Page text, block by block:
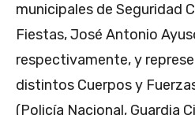
municipales de Seguridad
Fiestas, José Antonio
respectivamente, y
distintos Cuerpos y
(Policía Nacional, Guardia